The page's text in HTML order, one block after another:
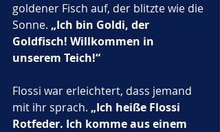
goldener Fisch auf, der blitzte wie die
Sonne. „Ich bin Goldi, der
Goldfisch! Willkommen in
unserem Teich!“
Flossi war erleichtert, dass jemand
mit ihr sprach. „Ich heiße Flossi
Rotfeder. Ich komme aus einem